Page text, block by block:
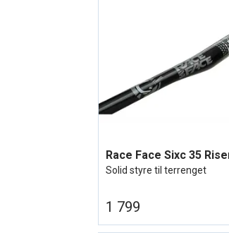
Solid styre til terrenget
1 799